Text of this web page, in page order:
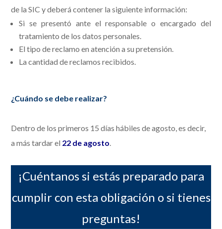
de la SIC y deberá contener la siguiente información:
Si se presentó ante el responsable o encargado del
tratamiento de los datos personales.
El tipo de reclamo en atención a su pretensión.
La cantidad de reclamos recibidos.
¿Cuándo se debe realizar?
Dentro de los primeros 15 días hábiles de agosto, es decir,
a más tardar el 22 de agosto.
¡Cuéntanos si estás preparado para
cumplir con esta obligación o si tienes
preguntas!